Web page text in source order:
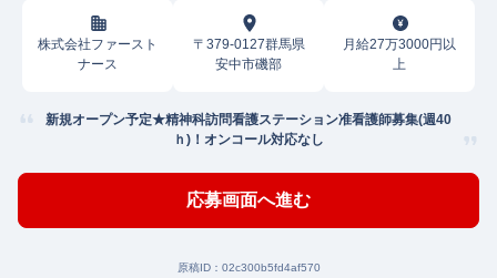
株式会社ファースト
ナース
〒379-0127群馬県
安中市磯部
月給27万3000円以
上
新規オープン予定★精神科訪問看護ステーション准看護師募集(週40
ｈ)！オンコール対応なし
応募画面へ進む
原稿ID： 02c300b5fd4af570